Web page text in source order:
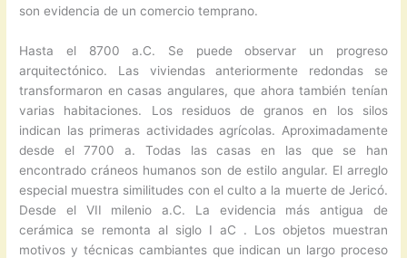
son evidencia de un comercio temprano.
Hasta el 8700 a.C. Se puede observar un progreso
arquitectónico. Las viviendas anteriormente redondas se
transformaron en casas angulares, que ahora también tenían
varias habitaciones. Los residuos de granos en los silos
indican las primeras actividades agrícolas. Aproximadamente
desde el 7700 a. Todas las casas en las que se han
encontrado cráneos humanos son de estilo angular. El arreglo
especial muestra similitudes con el culto a la muerte de Jericó.
Desde el VII milenio a.C. La evidencia más antigua de
cerámica se remonta al siglo I aC . Los objetos muestran
motivos y técnicas cambiantes que indican un largo proceso